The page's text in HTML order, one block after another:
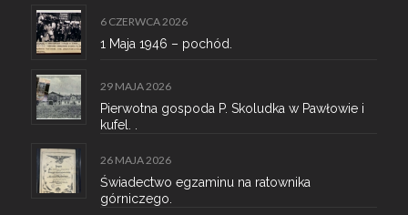
6 CZERWCA 2026
1 Maja 1946 – pochód.
29 MAJA 2026
Pierwotna gospoda P. Skoludka w Pawłowie i
kufel. .
26 MAJA 2026
Świadectwo egzaminu na ratownika
górniczego.